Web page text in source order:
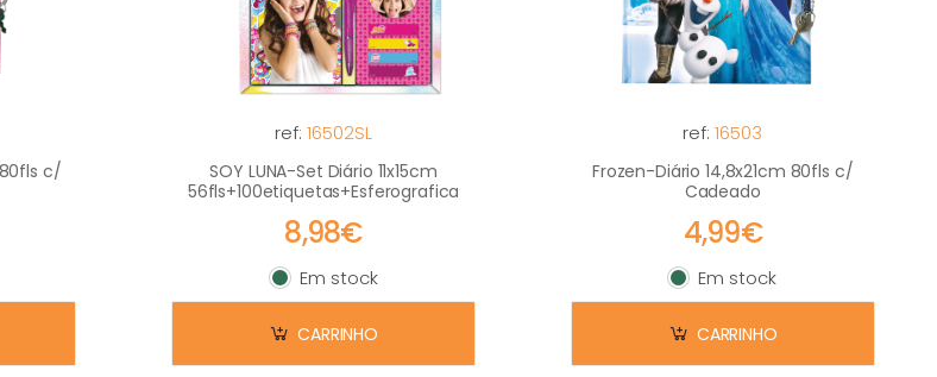
c/
ref:16502SL
SOY LUNA-Set Diário 11x15cm
56fls+100etiquetas+Esferografica
8,98€
Em stock
Em stock
CARRINHO
ref:16503
Frozen-Diário 14,8x21cm 80fls c/
Cadeado
4,99€
Em stock
Em stock
CARRINHO